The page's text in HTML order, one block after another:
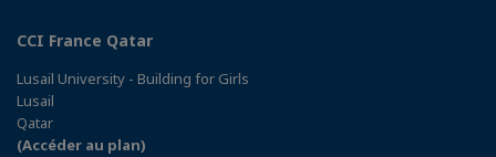
CCI France Qatar
Lusail University - Building for Girls
Lusail
Qatar
(Accéder au plan)